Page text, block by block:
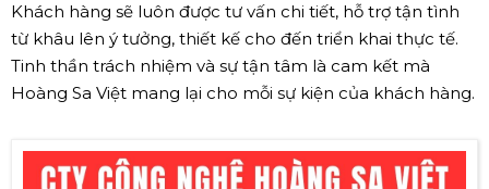
Khách hàng sẽ luôn được tư vấn chi tiết, hỗ trợ tận tình
từ khâu lên ý tưởng, thiết kế cho đến triển khai thực tế.
Tinh thần trách nhiệm và sự tận tâm là cam kết mà
Hoàng Sa Việt mang lại cho mỗi sự kiện của khách hàng.